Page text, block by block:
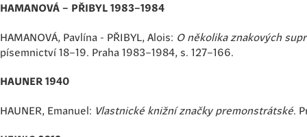
HAMANOVÁ – PŘIBYL 1983–1984
HAMANOVÁ, Pavlína - PŘIBYL, Alois: O několika znakových
písemnictví 18–19. Praha 1983–1984, s. 127–166.
HAUNER 1940
HAUNER, Emanuel: Vlastnické knižní značky premonstrátské .